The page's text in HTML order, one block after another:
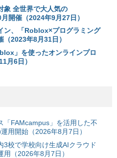
象 全世界で大人気の
開催（2024年9月27日）
ン、「Roblox×プログラミング
2023年8月31日）
」を使ったオンラインプロ
月6日）
「FAMcampus」を活用した不
用開始（2026年8月7日）
3校で学校向け生成AIクラウド
用（2026年8月7日）